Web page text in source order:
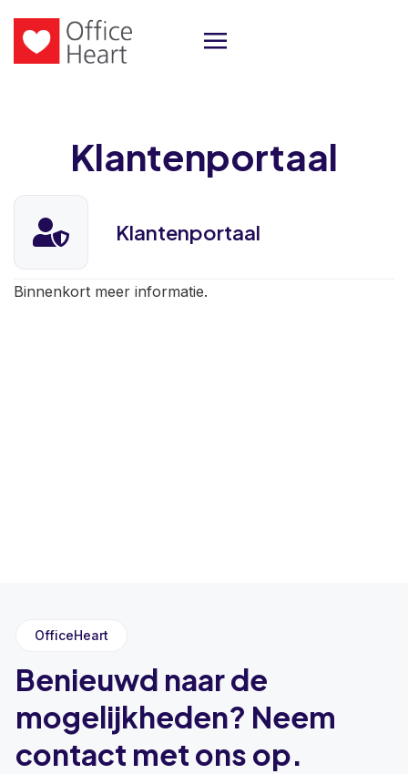
Klantenportaal
Klantenportaal
Binnenkort meer informatie.
OfficeHeart
Benieuwd naar de
mogelijkheden? Neem
contact met ons op.